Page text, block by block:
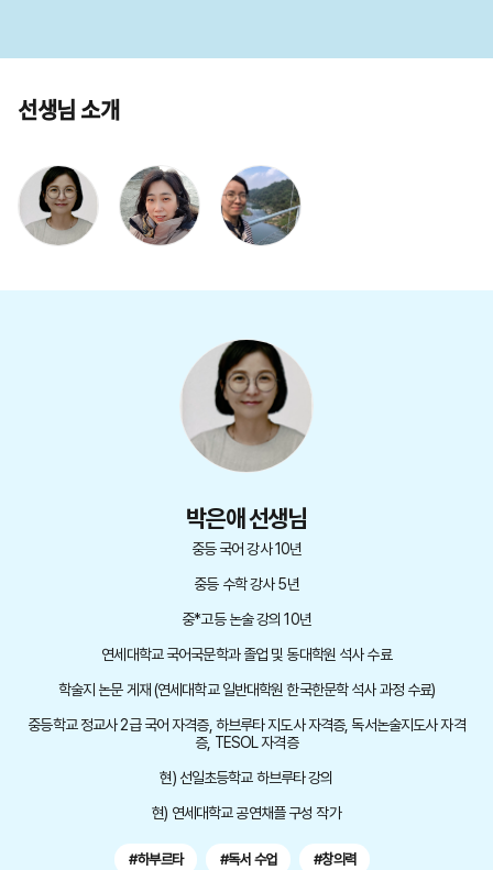
선생님 소개
박은애 선생님
중등 국어 강사 10년
중등 수학 강사 5년
중*고등 논술 강의 10년
연세대학교 국어국문학과 졸업 및 동대학원 석사 수료
학술지 논문 게재 (연세대학교 일반대학원 한국한문학 석사 과정 수료)
중등학교 정교사 2급 국어 자격증, 하브루타 지도사 자격증, 독서논술지도사 자격
증, TESOL 자격증
현) 선일초등학교 하브루타 강의
현) 연세대학교 공연채플 구성 작가
#하부르타 #독서 수업 #창의력